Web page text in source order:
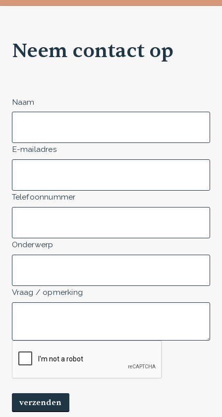
Neem contact op
Naam
E-mailadres
Telefoonnummer
Onderwerp
Vraag / opmerking